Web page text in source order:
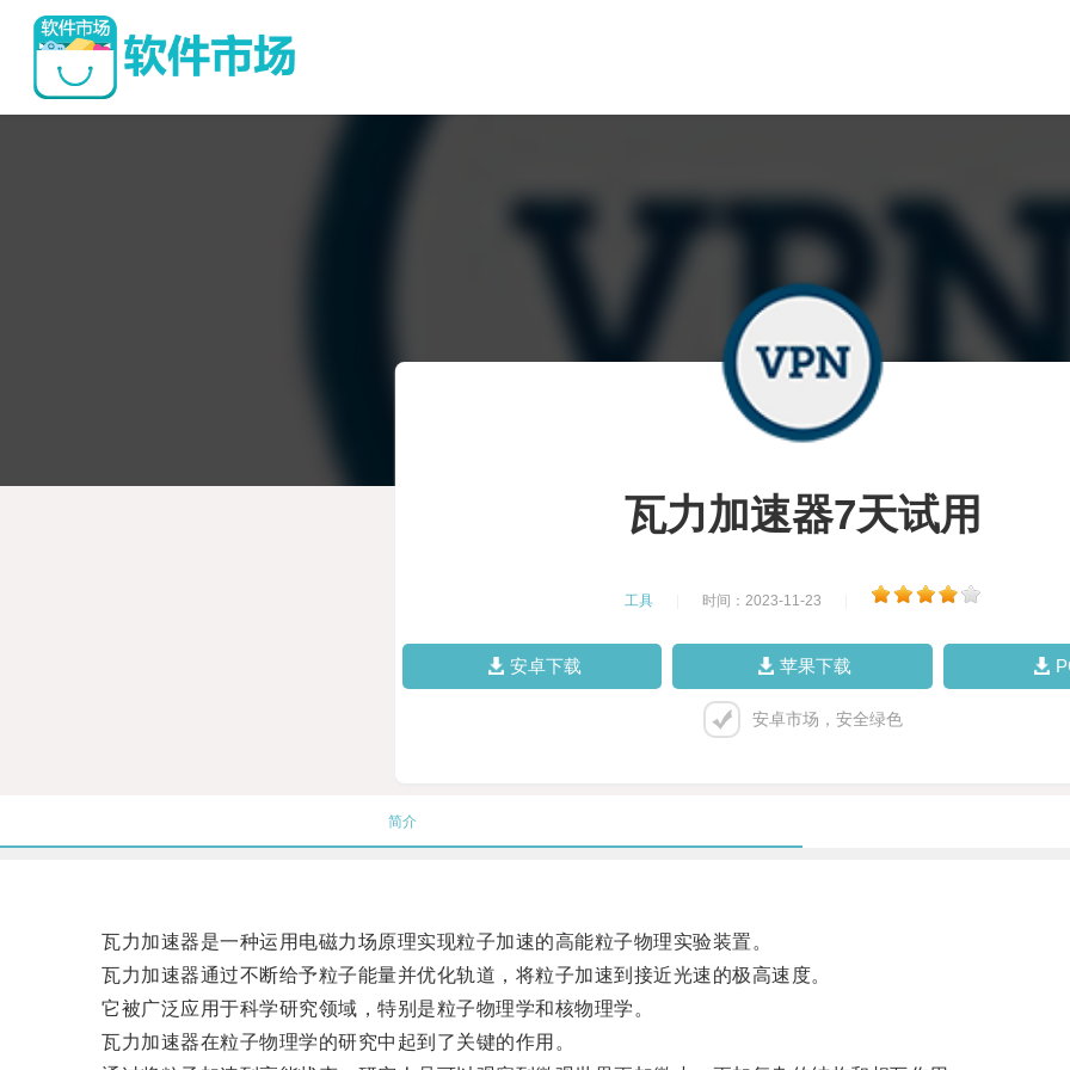
瓦力加速器7天试用
工具 时间：2023-11-23
安卓下载 苹果下载
安卓市场，安全绿色
简介
瓦力加速器是一种运用电磁力场原理实现粒子加速的高能粒子物理实验装置。
瓦力加速器通过不断给予粒子能量并优化轨道，将粒子加速到接近光速的极高速度。
它被广泛应用于科学研究领域，特别是粒子物理学和核物理学。
瓦力加速器在粒子物理学的研究中起到了关键的作用。